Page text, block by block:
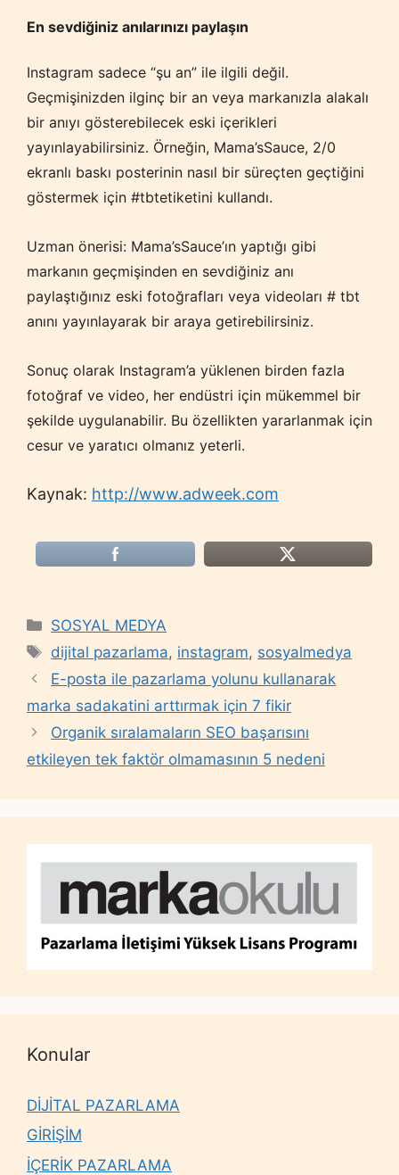
En sevdiğiniz anılarınızı paylaşın
Instagram sadece “şu an” ile ilgili değil.
Geçmişinizden ilginç bir an veya markanızla alakalı
bir anıyı gösterebilecek eski içerikleri
yayınlayabilirsiniz. Örneğin, Mama’sSauce, 2/0
ekranlı baskı posterinin nasıl bir süreçten geçtiğini
göstermek için #tbtetiketini kullandı.
Uzman önerisi: Mama’sSauce’ın yaptığı gibi
markanın geçmişinden en sevdiğiniz anı
paylaştığınız eski fotoğrafları veya videoları # tbt
anını yayınlayarak bir araya getirebilirsiniz.
Sonuç olarak Instagram’a yüklenen birden fazla
fotoğraf ve video, her endüstri için mükemmel bir
şekilde uygulanabilir. Bu özellikten yararlanmak için
cesur ve yaratıcı olmanız yeterli.
Kaynak: http://www.adweek.com
Categories
SOSYAL MEDYA
Tags
dijital pazarlama, instagram, sosyalmedya
E-posta ile pazarlama yolunu kullanarak
marka sadakatini arttırmak için 7 fikir
Organik sıralamaların SEO başarısını
etkileyen tek faktör olmamasının 5 nedeni
Konular
DİJİTAL PAZARLAMA
GİRİŞİM
İÇERİK PAZARLAMA